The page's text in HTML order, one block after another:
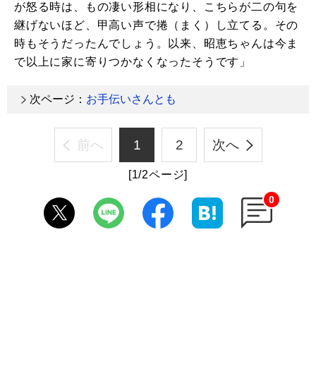
が怒る時は、もの凄い形相になり、こちらが二の句を
継げないほど、甲高い声で捲（まく）し立てる。その
時もそうだったんでしょう。以来、昭恵ちゃんは今ま
で以上に家に寄りつかなくなったそうです」
次ページ： お手伝いさんとも
前へ 1 2 次へ
[1/2ページ]
0